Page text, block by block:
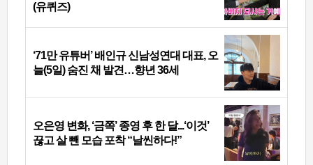
(유퀴즈)
‘71만 유튜버’ 배인규 신남성연대 대표, 오
늘(5일) 숨진 채 발견…향년 36세
오은영 변화, ‘금쪽’ 종영 후 한 달...‘이것’
끊고 살 뺀 모습 포착 “날씬하다!”